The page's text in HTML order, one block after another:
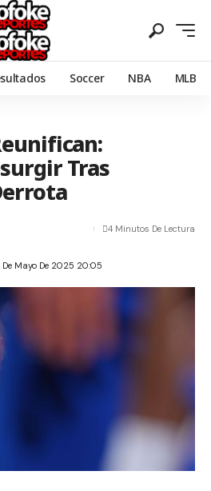
Soccer NBA MLB
Tras
Mayo De 2025 20:05
4 Minutos De Lectura